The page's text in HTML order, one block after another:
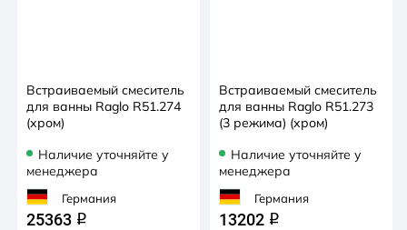
Встраиваемый смеситель
для ванны Raglo R51.274
(хром)
Наличие уточняйте у
менеджера
Германия
25363 q
Встраиваемый смеситель
для ванны Raglo R51.273
(3 режима) (хром)
Наличие уточняйте у
менеджера
Германия
13202 q